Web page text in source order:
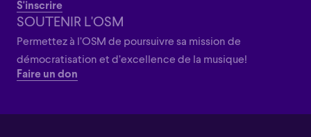
S'inscrire
SOUTENIR L'OSM
Permettez à l’OSM de poursuivre sa mission de
démocratisation et d’excellence de la musique!
Faire un don